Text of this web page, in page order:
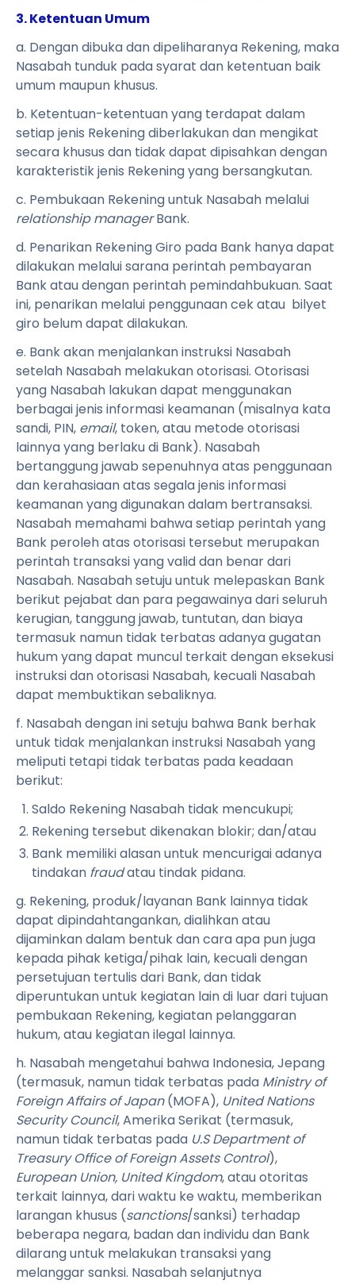
3. Ketentuan Umum
a. Dengan dibuka dan dipeliharanya Rekening, maka
Nasabah tunduk pada syarat dan ketentuan baik
umum maupun khusus.
b. Ketentuan-ketentuan yang terdapat dalam
setiap jenis Rekening diberlakukan dan mengikat
secara khusus dan tidak dapat dipisahkan dengan
karakteristik jenis Rekening yang bersangkutan.
c. Pembukaan Rekening untuk Nasabah melalui
relationship managerBank.
d. Penarikan Rekening Giro pada Bank hanya dapat
dilakukan melalui sarana perintah pembayaran
Bank atau dengan perintah pemindahbukuan. Saat
ini, penarikan melalui penggunaan cek atau bilyet
giro belum dapat dilakukan.
e. Bank akan menjalankan instruksi Nasabah
setelah Nasabah melakukan otorisasi. Otorisasi
yang Nasabah lakukan dapat menggunakan
berbagai jenis informasi keamanan (misalnya kata
sandi, PIN, email, token, atau metode otorisasi
lainnya yang berlaku di Bank). Nasabah
bertanggung jawab sepenuhnya atas penggunaan
dan kerahasiaan atas segala jenis informasi
keamanan yang digunakan dalam bertransaksi.
Nasabah memahami bahwa setiap perintah yang
Bank peroleh atas otorisasi tersebut merupakan
perintah transaksi yang valid dan benar dari
Nasabah. Nasabah setuju untuk melepaskan Bank
berikut pejabat dan para pegawainya dari seluruh
kerugian, tanggung jawab, tuntutan, dan biaya
termasuk namun tidak terbatas adanya gugatan
hukum yang dapat muncul terkait dengan eksekusi
instruksi dan otorisasi Nasabah, kecuali Nasabah
dapat membuktikan sebaliknya.
f. Nasabah dengan ini setuju bahwa Bank berhak
untuk tidak menjalankan instruksi Nasabah yang
meliputi tetapi tidak terbatas pada keadaan
berikut:
Saldo Rekening Nasabah tidak mencukupi;
Rekening tersebut dikenakan blokir; dan/atau
Bank memiliki alasan untuk mencurigai adanya
tindakan fraudatau tindak pidana.
g. Rekening, produk/layanan Bank lainnya tidak
dapat dipindahtangankan, dialihkan atau
dijaminkan dalam bentuk dan cara apa pun juga
kepada pihak ketiga/pihak lain, kecuali dengan
persetujuan tertulis dari Bank, dan tidak
diperuntukan untuk kegiatan lain di luar dari tujuan
pembukaan Rekening, kegiatan pelanggaran
hukum, atau kegiatan ilegal lainnya.
h. Nasabah mengetahui bahwa Indonesia, Jepang
(termasuk, namun tidak terbatas pada Ministry of
Foreign Affairs of Japan(MOFA), United Nations
Security Council, Amerika Serikat (termasuk,
namun tidak terbatas pada U.S Department of
Treasury Office of Foreign Assets Control),
European Union, United Kingdom, atau otoritas
terkait lainnya, dari waktu ke waktu, memberikan
larangan khusus (sanctions/sanksi) terhadap
beberapa negara, badan dan individu dan Bank
dilarang untuk melakukan transaksi yang
melanggar sanksi. Nasabah selanjutnya